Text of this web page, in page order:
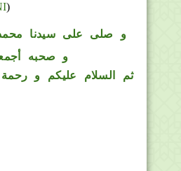
)
و صلى على سيدنا
و صحبه
ثم السلام عليكم و رحمة